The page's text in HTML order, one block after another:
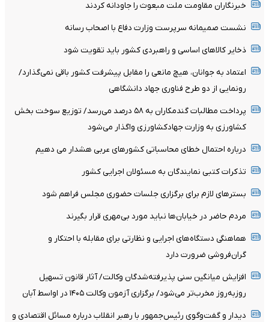
خبرنگاران مقاومت ملت مبعوث را جاودانه کردند
نشست صمیمانه سرپرست وزارت دفاع با اصحاب رسانه
ذخایر کالاهای اساسی و راهبردی کشور باید تقویت شود
اعتماد به جوانان، هیچ مانعی را مقابل پیشرفت کشور باقی نمی‌گذارد/
رونمایی از دو طرح فناوری جهاد دانشگاهی
پرداخت مطالبات گندمکاران به ۵۸ درصد می‌رسد/ توزیع سوخت بخش
کشاورزی به وزارت جهادکشاورزی واگذار می‌شود
درباره احتمال خطای محاسباتی کشورهای عربی هشدار می دهیم
تذکرات کتبی نمایندگان به مسئولان اجرایی کشور
بسترهای لازم برای برگزاری جلسات حضوری مجلس فراهم شود
مردم حاضر در خیابان‌ها نباید مورد بی‌مهری قرار بگیرند
هماهنگی دستگاه‌های اجرایی و نظارتی برای مقابله با احتکار و
گران‌فروشی ضرورت دارد
افزایش میانگین سنی پذیرفته‌شدگان وکالت/ آثار قانون تسهیل
روزبه‌روز مخرب‌تر می‌شود/ برگزاری آزمون وکالت ۱۴۰۵ در اواسط آبان
دیدار و گفت‌وگوی رئیس‌جمهور با رهبر انقلاب درباره مسائل اقتصادی و